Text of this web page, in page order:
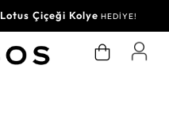
Lotus Çiçeği Kolye HEDİYE!